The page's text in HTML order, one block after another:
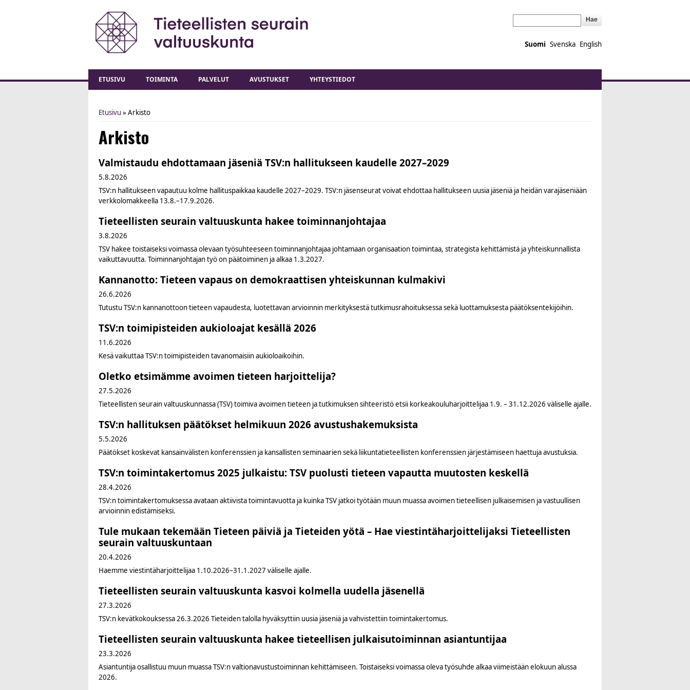
Suomi Svenska English
ETUSIVU TOIMINTA PALVELUT AVUSTUKSET YHTEYSTIEDOT
Etusivu» Arkisto
Arkisto
Valmistaudu ehdottamaan jäseniä TSV:n hallitukseen kaudelle 2027–2029
5.8.2026
TSV:n hallitukseen vapautuu kolme hallituspaikkaa kaudelle 2027–2029. TSV:n jäsenseurat voivat ehdottaa hallitukseen uusia jäseniä ja heidän varajäseniään
verkkolomakkeella 13.8.–17.9.2026.
Tieteellisten seurain valtuuskunta hakee toiminnanjohtajaa
3.8.2026
TSV hakee toistaiseksi voimassa olevaan työsuhteeseen toiminnanjohtajaa johtamaan organisaation toimintaa, strategista kehittämistä ja yhteiskunnallista
vaikuttavuutta. Toiminnanjohtajan työ on päätoiminen ja alkaa 1.3.2027.
Kannanotto: Tieteen vapaus on demokraattisen yhteiskunnan kulmakivi
26.6.2026
Tutustu TSV:n kannanottoon tieteen vapaudesta, luotettavan arvioinnin merkityksestä tutkimusrahoituksessa sekä luottamuksesta päätöksentekijöihin.
TSV:n toimipisteiden aukioloajat kesällä 2026
11.6.2026
Kesä vaikuttaa TSV:n toimipisteiden tavanomaisiin aukioloaikoihin.
Oletko etsimämme avoimen tieteen harjoittelija?
27.5.2026
Tieteellisten seurain valtuuskunnassa (TSV) toimiva avoimen tieteen ja tutkimuksen sihteeristö etsii korkeakouluharjoittelijaa 1.9. – 31.12.2026 väliselle ajalle.
TSV:n hallituksen päätökset helmikuun 2026 avustushakemuksista
5.5.2026
Päätökset koskevat kansainvälisten konferenssien ja kansallisten seminaarien sekä liikuntatieteellisten konferenssien järjestämiseen haettuja avustuksia.
TSV:n toimintakertomus 2025 julkaistu: TSV puolusti tieteen vapautta muutosten keskellä
28.4.2026
TSV:n toimintakertomuksessa avataan aktiivista toimintavuotta ja kuinka TSV jatkoi työtään muun muassa avoimen tieteellisen julkaisemisen ja vastuullisen
arvioinnin edistämiseksi.
Tule mukaan tekemään Tieteen päiviä ja Tieteiden yötä – Hae viestintäharjoittelijaksi Tieteellisten
seurain valtuuskuntaan
20.4.2026
Haemme viestintäharjoittelijaa 1.10.2026–31.1.2027 väliselle ajalle.
Tieteellisten seurain valtuuskunta kasvoi kolmella uudella jäsenellä
27.3.2026
TSV:n kevätkokouksessa 26.3.2026 Tieteiden talolla hyväksyttiin uusia jäseniä ja vahvistettiin toimintakertomus.
Tieteellisten seurain valtuuskunta hakee tieteellisen julkaisutoiminnan asiantuntijaa
23.3.2026
Asiantuntija osallistuu muun muassa TSV:n valtionavustustoiminnan kehittämiseen. Toistaiseksi voimassa oleva työsuhde alkaa viimeistään elokuun alussa
2026.